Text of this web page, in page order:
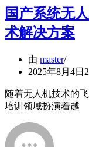
国产系统无
术解决方案
由 master
2025年8月4日
随着无人机技术的
培训领域扮演着越